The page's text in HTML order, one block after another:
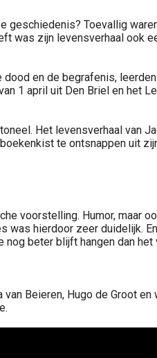
geschiedenis? Toevallig
was zijn levensverhaal ook
en de begrafenis,
1 april uit Den Briel en het
Het levensverhaal
te ontsnappen uit
voorstelling. Humor,
hierdoor zeer duidelijk.
beter blijft hangen dan het
Beieren, Hugo de Groot